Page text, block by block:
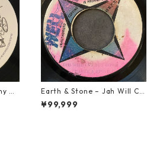
Mc
Earth & Stone – Jah Will Cu
t You Down【7-21914】
¥99,999